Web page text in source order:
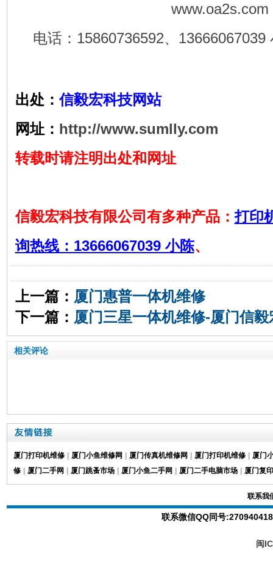
www.oa2s.com
电话：15860736592、
出处：信毅宏科技网站
网址： http://www.sumlly.com
转载时请注明出处和网址
信毅宏科技有限公司有多种产品：打印
询热线：13666067039 小陈、
上一篇： 厦门惠普一体机维修
下一篇： 厦门三星一体机维修-厦门信
相关评论
厦门打印机维修 厦门小鱼维修网 厦门传真机维修网 厦门打印机维修
厦门
修
厦门二手网 厦门跳蚤市场 厦门小鱼二手网 厦门二手电脑市场 厦门复
联系我
联系微信QQ同号:
闽